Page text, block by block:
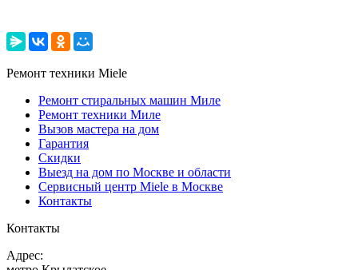
Ремонт техники Miele
Ремонт стиральных машин Миле
Ремонт техники Миле
Вызов мастера на дом
Гарантия
Скидки
Выезд на дом по Москве и области
Сервисный центр Miele в Москве
Контакты
Контакты
Адрес: